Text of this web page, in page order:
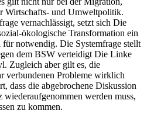
Wirtschafts- und Umweltpolitik.
vernachlässigt, setzt sich Die
ökologische Transformation ein
für notwendig. Die Systemfrage stellt
dem BSW verteidigt Die Linke
Zugleich aber gilt es, die
verbundenen Probleme wirklich
dass die abgebrochene Diskussion
wiederaufgenommen werden muss,
zu kommen.